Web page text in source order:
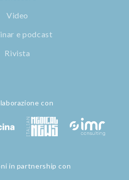
Video
e podcast
Rivista
con
in partnership con